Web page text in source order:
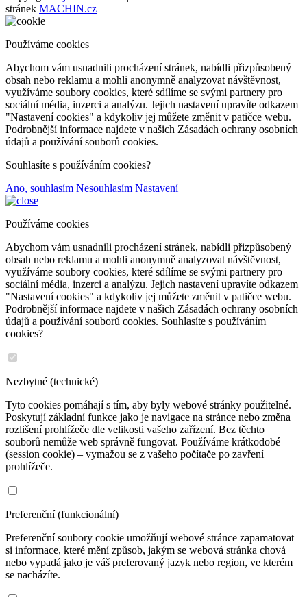
stránek MACHIN.cz
Používáme cookies
Abychom vám usnadnili procházení stránek, nabídli přizpůsobený
obsah nebo reklamu a mohli anonymně analyzovat návštěvnost,
využíváme soubory cookies, které sdílíme se svými partnery pro
sociální média, inzerci a analýzu. Jejich nastavení upravíte odkazem
"Nastavení cookies" a kdykoliv jej můžete změnit v patičce webu.
Podrobnější informace najdete v našich Zásadách ochrany osobních
údajů a používání souborů cookies.
Souhlasíte s používáním cookies?
Ano, souhlasím Nesouhlasím Nastavení
Používáme cookies
Abychom vám usnadnili procházení stránek, nabídli přizpůsobený
obsah nebo reklamu a mohli anonymně analyzovat návštěvnost,
využíváme soubory cookies, které sdílíme se svými partnery pro
sociální média, inzerci a analýzu. Jejich nastavení upravíte odkazem
"Nastavení cookies" a kdykoliv jej můžete změnit v patičce webu.
Podrobnější informace najdete v našich Zásadách ochrany osobních
údajů a používání souborů cookies. Souhlasíte s používáním
cookies?
Nezbytné (technické)
Tyto cookies pomáhají s tím, aby byly webové stránky použitelné.
Poskytují základní funkce jako je navigace na stránce nebo změna
rozlišení prohlížeče dle velikosti vašeho zařízení. Bez těchto
souborů nemůže web správně fungovat. Používáme krátkodobé
(session cookie) – vymažou se z vašeho počítače po zavření
prohlížeče.
Preferenční (funkcionální)
Preferenční soubory cookie umožňují webové stránce zapamatovat
si informace, které mění způsob, jakým se webová stránka chová
nebo vypadá jako je váš preferovaný jazyk nebo region, ve kterém
se nacházíte.